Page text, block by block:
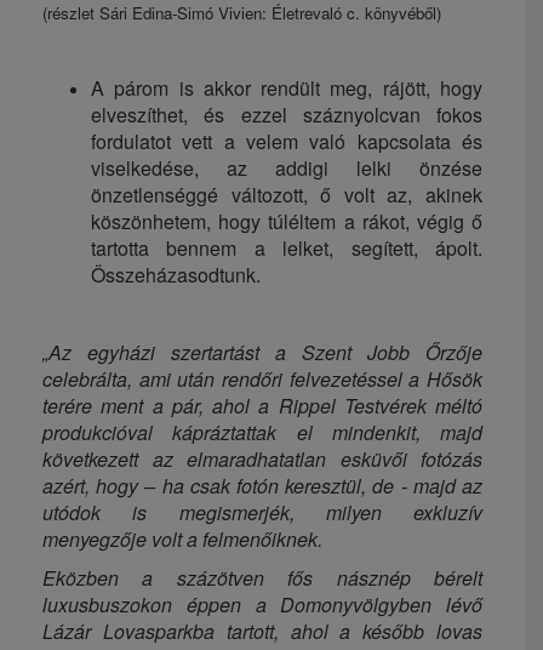
(részlet Sári Edina-Simó Vivien: Életrevaló c. könyvéből)
A párom is akkor rendült meg, rájött, hogy
elveszíthet, és ezzel száznyolcvan fokos
fordulatot vett a velem való kapcsolata és
viselkedése, az addigi lelki önzése
önzetlenséggé változott, ő volt az, akinek
köszönhetem, hogy túléltem a rákot, végig ő
tartotta bennem a lelket, segített, ápolt.
Összeházasodtunk.
„Az egyházi szertartást a Szent Jobb Őrzője
celebrálta, ami után rendőri felvezetéssel a Hősök
terére ment a pár, ahol a Rippel Testvérek méltó
produkcióval kápráztattak el mindenkit, majd
következett az elmaradhatatlan esküvői fotózás
azért, hogy – ha csak fotón keresztül, de - majd az
utódok is megismerjék, milyen exkluzív
menyegzője volt a felmenőiknek.
Eközben a százötven fős násznép bérelt
luxusbuszokon éppen a Domonyvölgyben lévő
Lázár Lovasparkba tartott, ahol a később lovas